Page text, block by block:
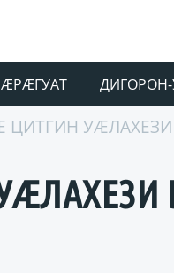
ДИГОРОН-
ЦИТГИН